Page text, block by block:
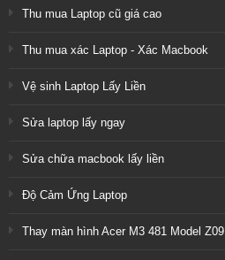
Thu mua Laptop cũ giá cao
Thu mua xác Laptop - Xác Macbook
Vệ sinh Laptop Lấy Liền
Sửa laptop lấy ngay
Sửa chữa macbook lấy liền
Độ Cảm Ứng Laptop
Thay màn hình Acer M3 481 Model Z09